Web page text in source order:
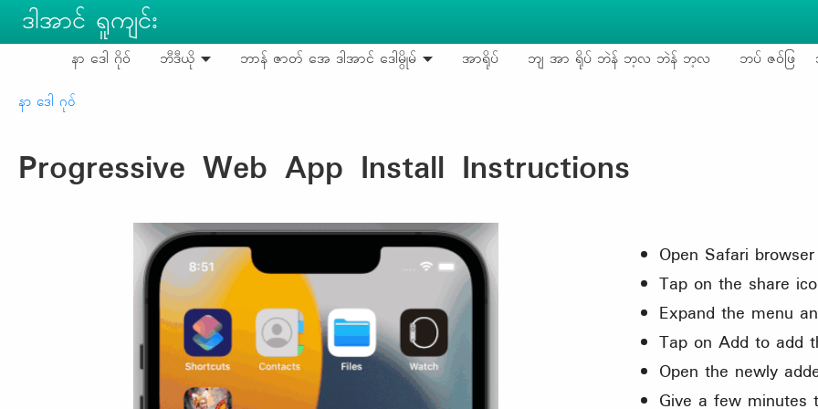
Skip to main content
ဒါအာင် ရူကျင်း
နာ ဒေါ ဂိုဝ် ဘီဒီယို ဘာန် ဇာတ် အေ ဒါအာင် ဒေါမွိုမ် အာရိုပ် ဘျ အာ ရိုပ် ဘဲန် ဘ့လ ဘဲန် ဘ့လ ဘပ် ဇဝ်ဖြ
Breadcrumb
နာ ဒေါ ဂုဝ်
Progressive Web App Install Instructions
Open Safari
Tap on the share
Expand the menu
Tap on Add to add
Open the newly
Give a few minutes